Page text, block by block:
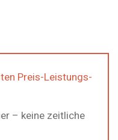
Preis-Leistungs-
– keine zeitliche